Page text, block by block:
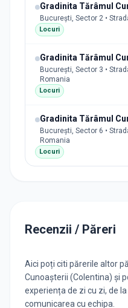
Gradinita Tărâmul
București, Sector 2 •
Locuri
Gradinita Tărâmul
București, Sector 3 •
Romania
Locuri
Gradinita Tărâmul
București, Sector 6 •
Romania
Locuri
Recenzii / Păreri
Aici poți citi părerile altor
Cunoașterii (Colentina) și
experiența de zi cu zi, de
comunicarea cu echipa.